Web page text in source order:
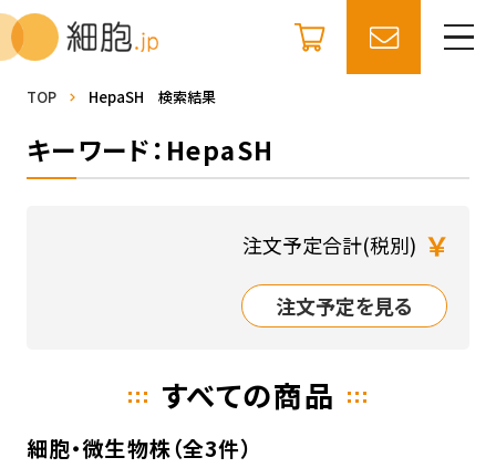
TOP HepaSH 検索結果
キーワード：HepaSH
注文予定合計(税別) ￥
注文予定を見る
すべての商品
細胞・微生物株（全3件）